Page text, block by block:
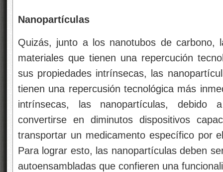
Nanopartículas
Quizás, junto a los nanotubos de carbono,
materiales que tienen una repercución
sus propiedades intrínsecas, las
tienen una repercusión tecnológica más
intrínsecas, las nanopartículas, debido
convertirse en diminutos dispositivos
transportar un medicamento específico por
Para lograr esto, las nanopartículas deben
autoensambladas que confieren una